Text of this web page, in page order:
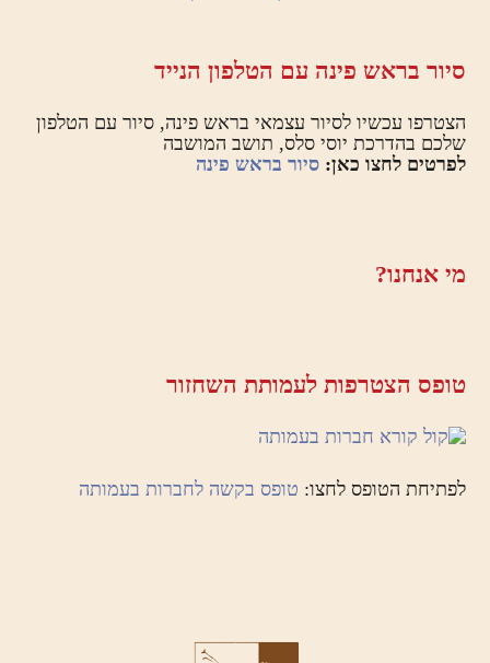
סיור בראש פינה עם הטלפון הנייד
הצטרפו עכשיו לסיור עצמאי בראש פינה, סיור עם הטלפון
שלכם בהדרכת יוסי סלס, תושב המושבה
לפרטים לחצו כאן:סיור בראש פינה
מי אנחנו?
טופס הצטרפות לעמותת השחזור
לפתיחת הטופס לחצו: טופס בקשה לחברות בעמותה